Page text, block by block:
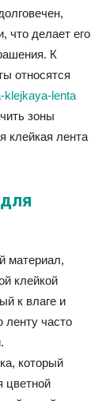
что делает его
К
относятся
klejkaya-lenta
зоны
клейкая лента
материал,
клейкой
к влаге и
ленту часто
который
цветной